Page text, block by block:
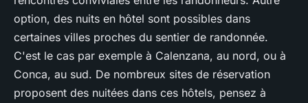
option, des nuits en hôtel sont possibles dans
certaines villes proches du sentier de randonnée.
C'est le cas par exemple à Calenzana, au nord, ou à
Conca, au sud. De nombreux sites de réservation
proposent des nuitées dans ces hôtels, pensez à